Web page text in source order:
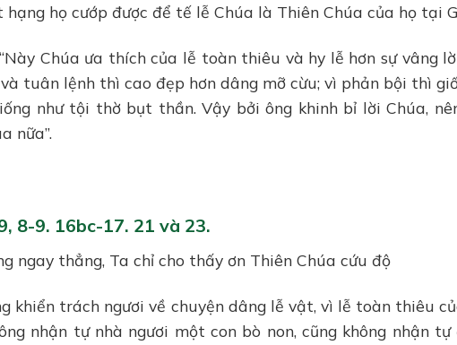
họ cướp được để tế lễ Chúa là Thiên Chúa của họ tại
Chúa ưa thích của lễ toàn thiêu và hy lễ hơn sự vâng
tuân lệnh thì cao đẹp hơn dâng mỡ cừu; vì phản bội thì
như tội thờ bụt thần. Vậy bởi ông khinh bỉ lời Chúa,
nữa”.
8-9. 16bc-17. 21 và 23.
ngay thẳng, Ta chỉ cho thấy ơn Thiên Chúa cứu độ
khiển trách ngươi về chuyện dâng lễ vật, vì lễ toàn thiêu
nhận tự nhà ngươi một con bò non, cũng không nhận tự